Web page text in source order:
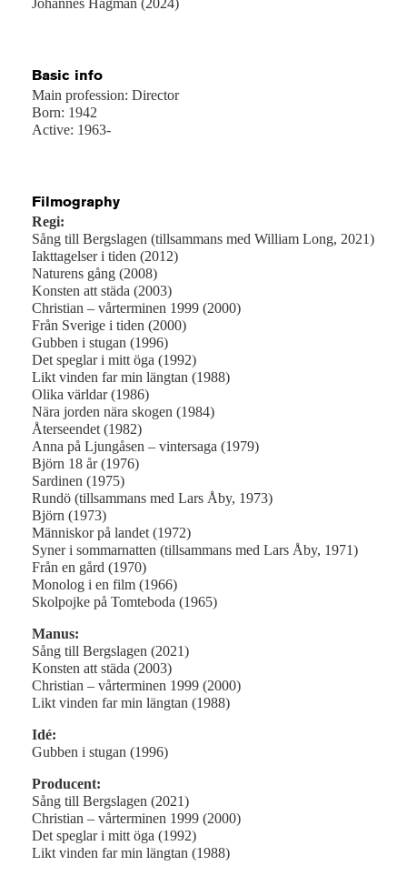
Johannes Hagman (2024)
Basic info
Main profession: Director
Born: 1942
Active: 1963-
Filmography
Regi:
Sång till Bergslagen (tillsammans med William Long, 2021)
Iakttagelser i tiden (2012)
Naturens gång (2008)
Konsten att städa (2003)
Christian – vårterminen 1999 (2000)
Från Sverige i tiden (2000)
Gubben i stugan (1996)
Det speglar i mitt öga (1992)
Likt vinden far min längtan (1988)
Olika världar (1986)
Nära jorden nära skogen (1984)
Återseendet (1982)
Anna på Ljungåsen – vintersaga (1979)
Björn 18 år (1976)
Sardinen (1975)
Rundö (tillsammans med Lars Åby, 1973)
Björn (1973)
Människor på landet (1972)
Syner i sommarnatten (tillsammans med Lars Åby, 1971)
Från en gård (1970)
Monolog i en film (1966)
Skolpojke på Tomteboda (1965)
Manus:
Sång till Bergslagen (2021)
Konsten att städa (2003)
Christian – vårterminen 1999 (2000)
Likt vinden far min längtan (1988)
Idé:
Gubben i stugan (1996)
Producent:
Sång till Bergslagen (2021)
Christian – vårterminen 1999 (2000)
Det speglar i mitt öga (1992)
Likt vinden far min längtan (1988)